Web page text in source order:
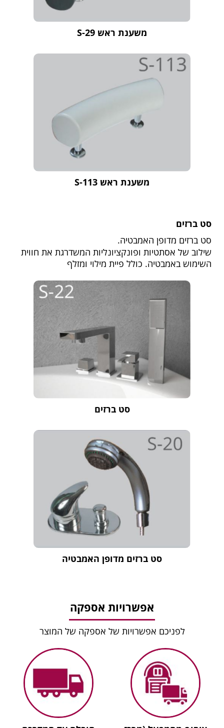
משענת ראש S-29
משענת ראש S-113
סט ברזים
סט ברזים מדופן האמבטיה.
שילוב של אסתטיות ופונקציונליות המשדרגת את חווית
השימוש באמבטיה. כולל פיית מילוי ומזלף
סט ברזים
סט ברזים מדופן האמבטיה
אפשרויות אספקה
לפניכם אפשרויות של אספקה של המוצר